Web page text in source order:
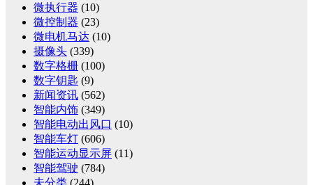
微执行器 (10)
微控制器 (23)
微电机马达 (10)
摄像头 (339)
数字格栅 (100)
数字钥匙 (9)
新闻资讯 (562)
智能内饰 (349)
智能电动出风口 (10)
智能车灯 (606)
智能运动显示屏 (11)
智能驾驶 (784)